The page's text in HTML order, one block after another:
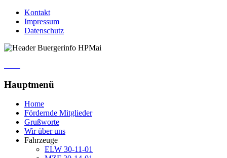
Kontakt
Impressum
Datenschutz
Hauptmenü
Home
Fördernde Mitglieder
Grußworte
Wir über uns
Fahrzeuge
ELW 30-11-01